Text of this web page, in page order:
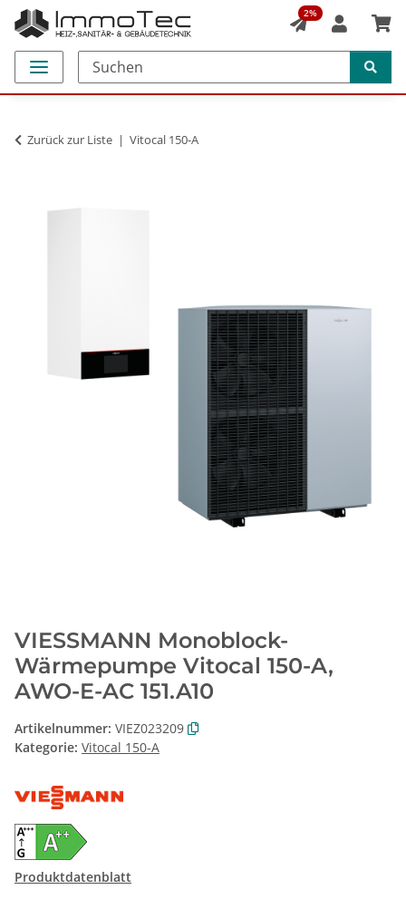
2%
Zurück zur Liste Vitocal 150-A
VIESSMANN Monoblock-
Wärmepumpe Vitocal 150-A,
AWO-E-AC 151.A10
Artikelnummer: VIEZ023209
Kategorie: Vitocal 150-A
Produktdatenblatt